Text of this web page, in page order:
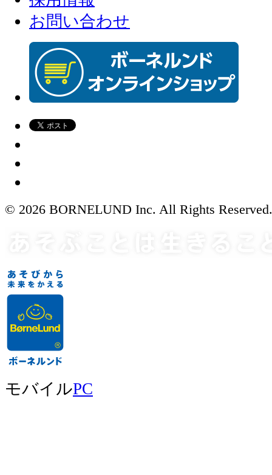
お問い合わせ
© 2026 BORNELUND Inc. All Rights Reserved.
モバイルPC